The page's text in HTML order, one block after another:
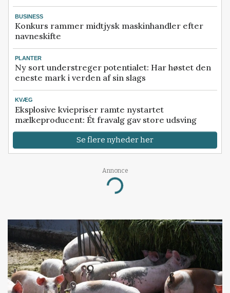
BUSINESS
Konkurs rammer midtjysk maskinhandler efter
navneskifte
PLANTER
Ny sort understreger potentialet: Har høstet den
eneste mark i verden af sin slags
KVÆG
Eksplosive kviepriser ramte nystartet
mælkeproducent: Ét fravalg gav store udsving
Se flere nyheder her
Annonce
Loading...